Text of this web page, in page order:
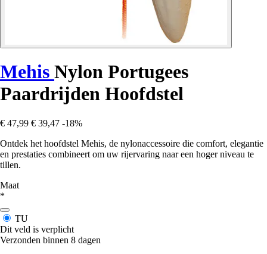
Mehis Nylon Portugees
Paardrijden Hoofdstel
€ 47,99 € 39,47 -18%
Ontdek het hoofdstel Mehis, de nylonaccessoire die comfort, elegantie
en prestaties combineert om uw rijervaring naar een hoger niveau te
tillen.
Maat
*
TU
Dit veld is verplicht
Verzonden binnen 8 dagen